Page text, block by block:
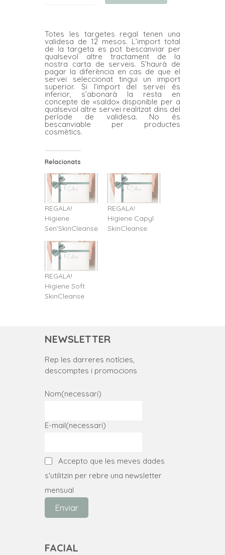
Tractament
Reviderm
Totes les targetes regal tenen una
validesa de 12 mesos. L’import total
de la targeta es pot bescanviar per
qualsevol altre tractament de la
nostra carta de serveis. S’haurà de
pagar la diferència en cas de que el
servei seleccionat tingui un import
superior. Si l’import del servei és
inferior, s’abonarà la resta en
concepte de «saldo» disponible per a
qualsevol altre servei realitzat dins del
període de validesa. No és
bescanviable per productes
cosmètics.
Relacionats
REGALA!
Higiene
Sen’SkinCleanse
REGALA!
Higiene Capyl
SkinCleanse
REGALA!
Higiene Soft
SkinCleanse
NEWSLETTER
Rep les darreres notícies,
descomptes i promocions
Nom(necessari)
E-mail(necessari)
Accepto que les meves dades
s'utilitzin per rebre una newsletter
mensual
Enviar
FACIAL